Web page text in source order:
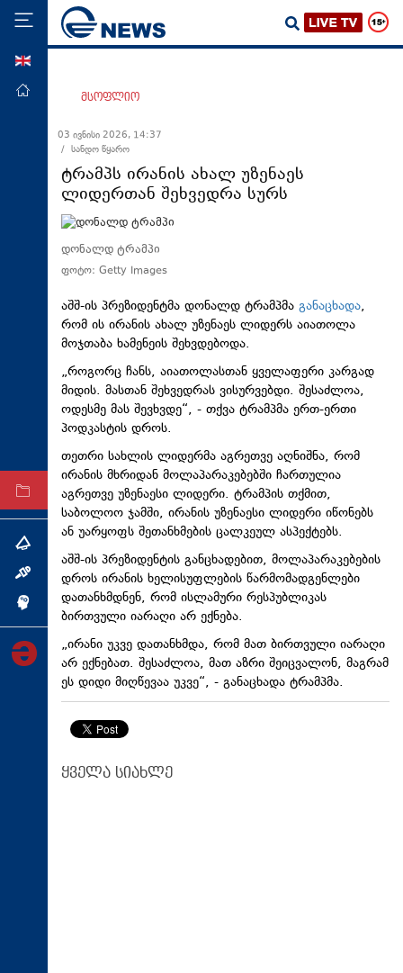
მთავარი
ეკონომიკა
მსოფლიო
სამართალი
თავდაცვა
რეგიონი
სპორტი
ტექნოლოგიები
ტაბლოიდი
არქივი
ინტერვიუ
ინქვიზიცია
მსოფლიო
03 ივნისი 2026, 14:37
/ სანდო წყარო
ტრამპს ირანის ახალ უზენაეს
ლიდერთან შეხვედრა სურს
დონალდ ტრამპი
ფოტო: Getty Images
აშშ-ის პრეზიდენტმა დონალდ ტრამპმა განაცხადა,
რომ ის ირანის ახალ უზენაეს ლიდერს აიათოლა
მოჯთაბა ხამენეის შეხვდებოდა.
„როგორც ჩანს, აიათოლასთან ყველაფერი კარგად
მიდის. მასთან შეხვედრას ვისურვებდი. შესაძლოა,
ოდესმე მას შევხვდე“, - თქვა ტრამპმა ერთ-ერთი
პოდკასტის დროს.
თეთრი სახლის ლიდერმა აგრეთვე აღნიშნა, რომ
ირანის მხრიდან მოლაპარაკებებში ჩართულია
აგრეთვე უზენაესი ლიდერი. ტრამპის თქმით,
საბოლოო ჯამში, ირანის უზენაესი ლიდერი იწონებს
ან უარყოფს შეთანხმების ცალკეულ ასპექტებს.
აშშ-ის პრეზიდენტის განცხადებით, მოლაპარაკებების
დროს ირანის ხელისუფლების წარმომადგენლები
დათანხმდნენ, რომ ისლამური რესპუბლიკას
ბირთვული იარაღი არ ექნება.
„ირანი უკვე დათანხმდა, რომ მათ ბირთვული იარაღი
არ ექნებათ. შესაძლოა, მათ აზრი შეიცვალონ, მაგრამ
ეს დიდი მიღწევაა უკვე“, - განაცხადა ტრამპმა.
ყველა სიახლე